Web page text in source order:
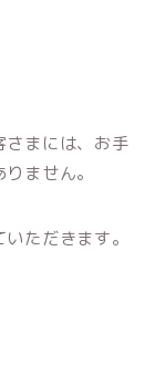
さまには、お手
ません。
ただきます。